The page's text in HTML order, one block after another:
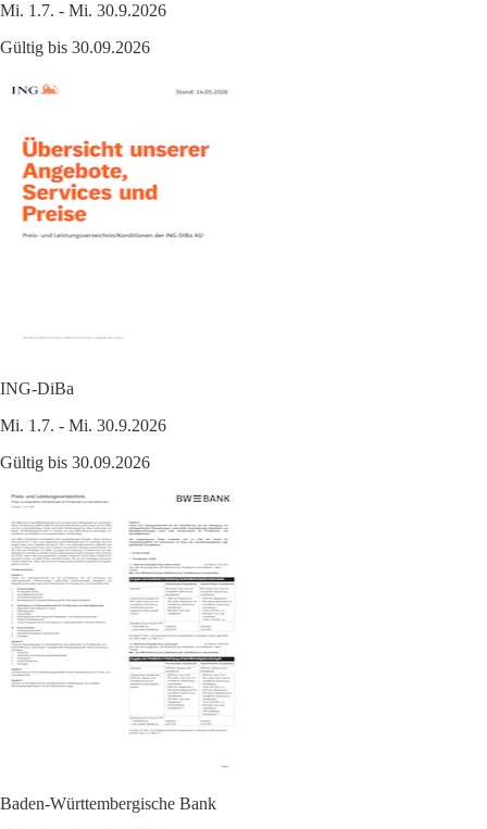
Mi. 1.7. - Mi. 30.9.2026
Gültig bis 30.09.2026
ING-DiBa
Mi. 1.7. - Mi. 30.9.2026
Gültig bis 30.09.2026
Baden-Württembergische Bank